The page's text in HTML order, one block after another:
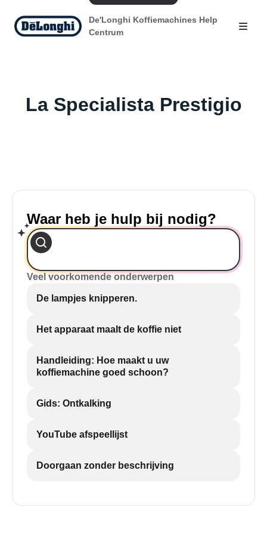
De'Longhi Koffiemachines Help
Centrum
La Specialista Prestigio
Waar heb je hulp bij nodig?
Veel voorkomende onderwerpen
De lampjes knipperen.
Het apparaat maalt de koffie niet
Handleiding: Hoe maakt u uw
koffiemachine goed schoon?
Gids: Ontkalking
YouTube afspeellijst
Doorgaan zonder beschrijving